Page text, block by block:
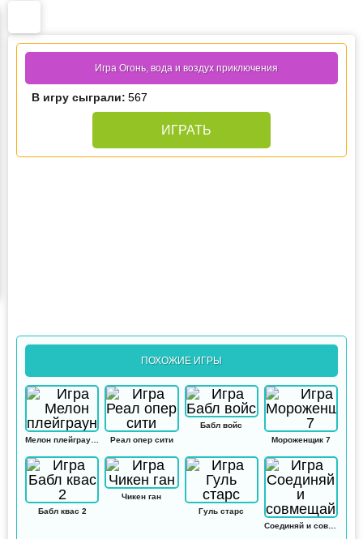
Игра Огонь, вода и воздух приключения
В игру сыграли: 567
ИГРАТЬ
ПОХОЖИЕ ИГРЫ
Реал опер сити
Бабл войс
Мороженщик 7
Бабл квас 2
Чикен ган
Гуль старс
Соединяй и совмещай